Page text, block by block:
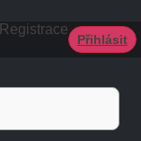
Registrace
Přihlásit